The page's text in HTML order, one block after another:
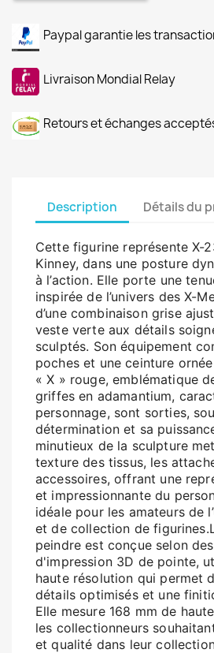
Paypal garantie les
Livraison Mondial Relay
Retours et échanges
Description Détails du
Cette figurine représente X-
Kinney, dans une posture
à l’action. Elle porte une
inspirée de l’univers des X-
d’une combinaison grise
veste verte aux détails
sculptés. Son équipement
poches et une ceinture
« X » rouge, emblématique
griffes en adamantium,
personnage, sont sorties,
détermination et sa
minutieux de la sculpture
texture des tissus, les
accessoires, offrant une
et impressionnante du
idéale pour les amateurs de
et de collection de
peindre est conçue selon
d'impression 3D de pointe,
haute résolution qui permet
détails optimisés et une
Elle mesure 168 mm de
les collectionneurs
et qualité dans leur